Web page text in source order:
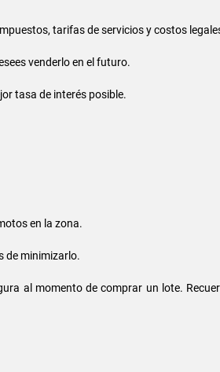
tarifas de servicios y costos
venderlo en el futuro.
tasa de interés posible.
en la zona.
de minimizarlo.
al momento de comprar un lote.